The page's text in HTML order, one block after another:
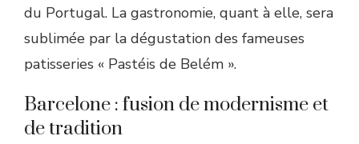
du Portugal. La gastronomie, quant à elle, sera
sublimée par la dégustation des fameuses
patisseries « Pastéis de Belém ».
Barcelone : fusion de modernisme et
de tradition